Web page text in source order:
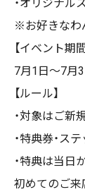
・オリジナル
※お好きなわ
【イベント期間
7月1日〜7月
【ルール】
・対象はご新
・特典券・ス
・特典は当日
初めてのご来